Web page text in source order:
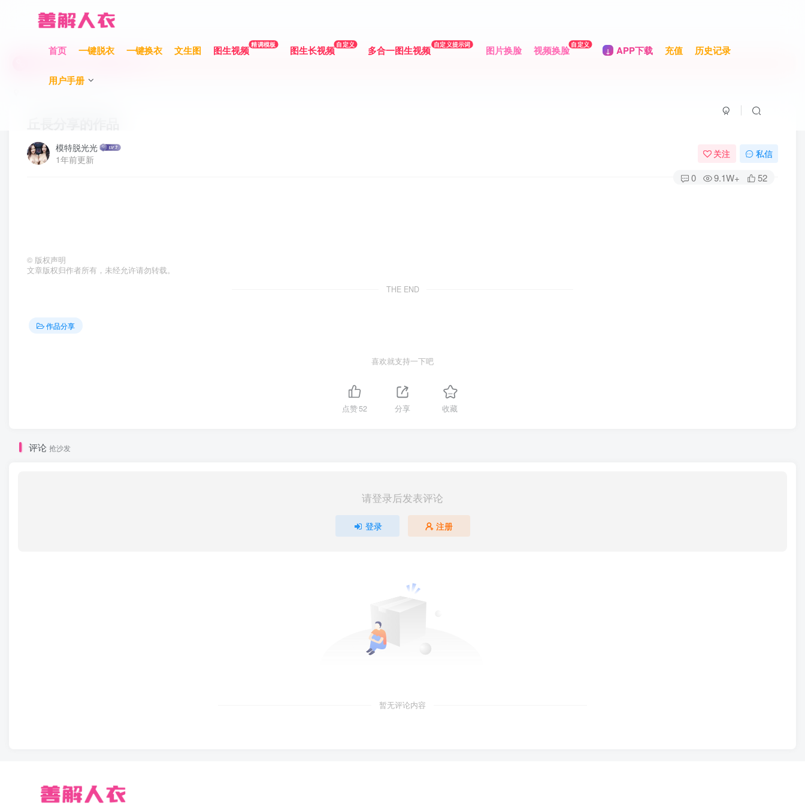
首页 一键脱衣 一键换衣 文生图 图生视频 精调模板 图生长视频 自定义 多合一图生视频 自定义提示词 图片换脸 视频换脸 自定义 APP下载 充值 历史记录
用户手册
充值限时巨惠，最高赠送700元！
充值限时巨惠，最高赠送700元！
模特脱光光
1年前更新
关注 私信
0 9.1W+ 52
© 版权声明
文章版权归作者所有，未经允许请勿转载。
THE END
作品分享
喜欢就支持一下吧
点赞52 分享 收藏
评论 抢沙发
请登录后发表评论
登录 注册
暂无评论内容